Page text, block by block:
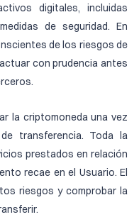
digitales, incluidas
de seguridad. En
de los riesgos de
con prudencia antes
la criptomoneda una vez
transferencia. Toda la
prestados en relación
recae en el Usuario. El
riesgos y comprobar la